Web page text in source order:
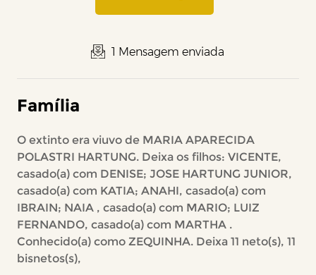
1 Mensagem enviada
Família
O extinto era viuvo de MARIA APARECIDA
POLASTRI HARTUNG. Deixa os filhos: VICENTE,
casado(a) com DENISE; JOSE HARTUNG JUNIOR,
casado(a) com KATIA; ANAHI, casado(a) com
IBRAIN; NAIA , casado(a) com MARIO; LUIZ
FERNANDO, casado(a) com MARTHA .
Conhecido(a) como ZEQUINHA. Deixa 11 neto(s), 11
bisnetos(s),